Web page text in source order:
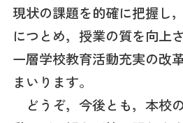
現状の課題を的確に把握し
につとめ，授業の質を向上
一層学校教育活動充実の改
まいります。
どうぞ，今後とも，本校